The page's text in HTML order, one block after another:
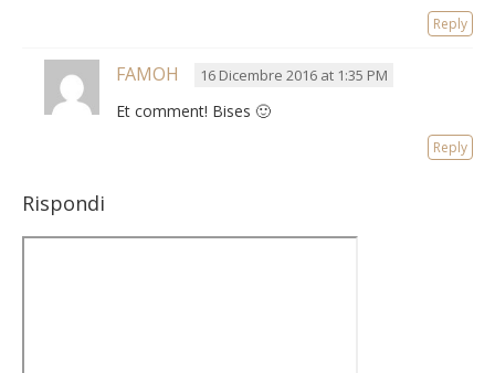
Reply
FAMOH 16 Dicembre 2016 at 1:35 PM
Et comment! Bises 🙂
Reply
Rispondi